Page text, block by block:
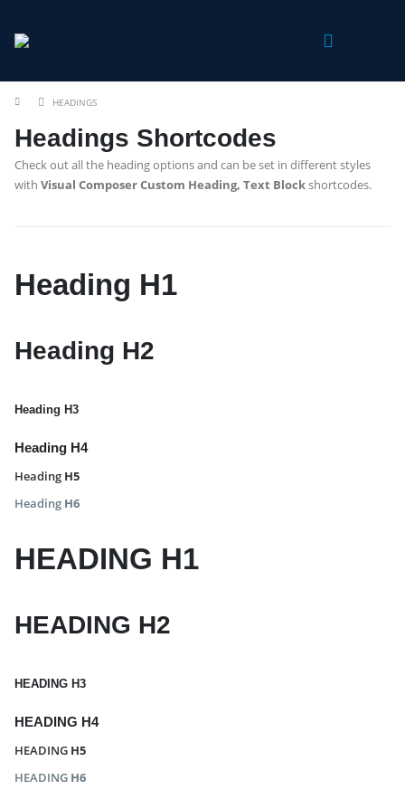
HEADINGS
Headings Shortcodes
Check out all the heading options and can be set in different styles
with Visual Composer Custom Heading, Text Blockshortcodes.
Heading H1
Heading H2
Heading H3
Heading H4
Heading H5
Heading H6
HEADING H1
HEADING H2
HEADING H3
HEADING H4
HEADING H5
HEADING H6